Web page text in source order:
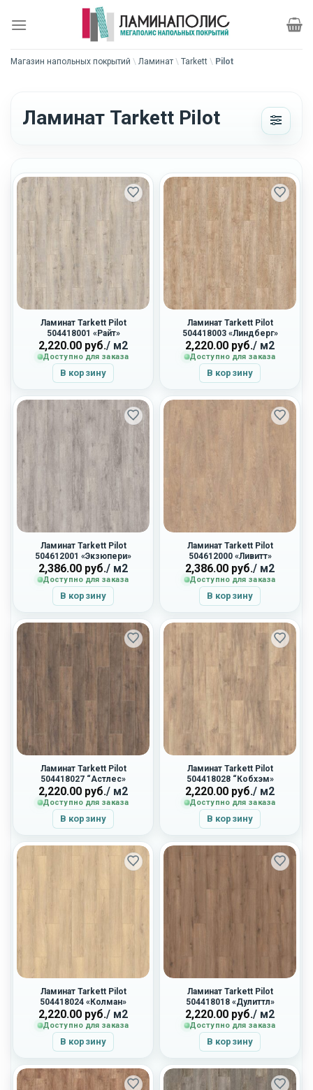
Магазин напольных покрытий \ Ламинат \ Tarkett \ Pilot
Ламинат Tarkett Pilot
Ламинат Tarkett Pilot
504418001 «Райт»
2,220.00 руб./ м2
Доступно для заказа
В корзину
Ламинат Tarkett Pilot
504418003 «Линдберг»
2,220.00 руб./ м2
Доступно для заказа
В корзину
Ламинат Tarkett Pilot
504612001 «Экзюпери»
2,386.00 руб./ м2
Доступно для заказа
В корзину
Ламинат Tarkett Pilot
504612000 «Ливитт»
2,386.00 руб./ м2
Доступно для заказа
В корзину
Ламинат Tarkett Pilot
504418027 “Астлес»
2,220.00 руб./ м2
Доступно для заказа
В корзину
Ламинат Tarkett Pilot
504418028 “Кобхэм»
2,220.00 руб./ м2
Доступно для заказа
В корзину
Ламинат Tarkett Pilot
504418024 «Колман»
2,220.00 руб./ м2
Доступно для заказа
В корзину
Ламинат Tarkett Pilot
504418018 «Дулиттл»
2,220.00 руб./ м2
Доступно для заказа
В корзину